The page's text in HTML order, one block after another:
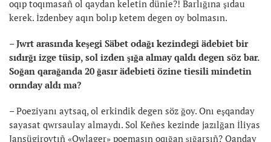
oqıp toqımasañ ol qaydan keletin dünie?! Barlığına şıdau
kerek. İzdenbey aqın bolıp ketem degen oy bolmasın.
– Jwrt arasında keşegi Säbet odağı kezindegi ädebiet bir
sıdırğı izge tüsip, sol izden şığa almay qaldı degen söz bar.
Soğan qarağanda 20 ğasır ädebieti özine tiesili mindetin
orınday aldı ma?
– Poeziyanı aytsaq, ol erkindik degen söz ğoy. Onı eşqanday
sayasat qwrsaulay almaydı. Sol Keñes kezinde jazılğan İliyas
Jansügirovtıñ «Qwlager» poemasın oqığan şığarsıñ? Qanday